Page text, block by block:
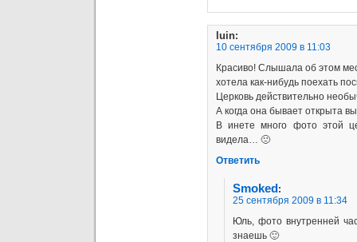
luin:
10 сентября 2009 в 11:03
Красиво! Слышала об этом
хотела как-нибудь поехать
Церковь действительно
А когда она бывает открыта
В инете много фото этой
видела… 🙁
Ответить
Smoked :
25 сентября 2009 в 11:34
Юль, фото внутренней
знаешь 🙂